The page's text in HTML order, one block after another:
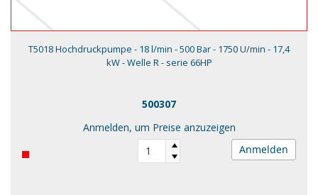
T5018 Hochdruckpumpe - 18 l/min - 500 Bar - 1750 U/min - 17,4
kW - Welle R - serie 66HP
500307
Anmelden, um Preise anzuzeigen
Anmelden